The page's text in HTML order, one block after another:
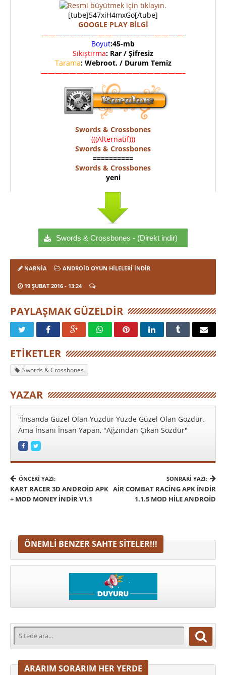
[tube]547xiH4mxGo[/tube]
GOOGLE PLAY BİLGİ
————————————————————-
Boyut:45-mb
Sıkıştırma: Rar / Şifresiz
Tarama: Webroot. / Durum Temiz
————————————————————–
Swords & Crossbones
(((Alternatif)))
Swords & Crossbones
==========
Swords & Crossbones
yeni
Swords & Crossbones - (Direkt indir)
NARNIA ANDROID OYUN HILELERI İNDIR
19 ŞUBAT 2016 - 13:24
PAYLAŞMAK GÜZELDIR
ETIKETLER
Swords & Crossbones
YAZAR
"İnsanda Güzel Olan Yüzdür Yüzde Güzel Olan Gözdür.
Ama İnsanı İnsan Yapan, "Ağzından Çıkan Sözdür"
ÖNCEKI YAZI:
KART RACER 3D ANDROID APK
+ MOD MONEY İNDIR V1.1
SONRAKI YAZI:
AIR COMBAT RACING APK İNDIR
1.1.5 MOD HILE ANDROID
ÖNEMLI BENZER SAHTE SITELER!!!
ARARIM SORARIM HER YERDE